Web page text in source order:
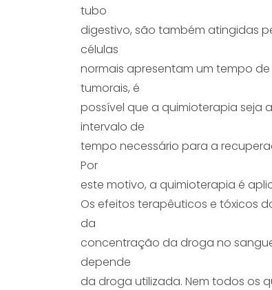
tubo
digestivo, são também atingidas
células
normais apresentam um tempo
tumorais, é
possível que a quimioterapia seja
intervalo de
tempo necessário para a
Por
este motivo, a quimioterapia é
Os efeitos terapêuticos e tóxicos
da
concentração da droga no
depende
da droga utilizada. Nem todos os